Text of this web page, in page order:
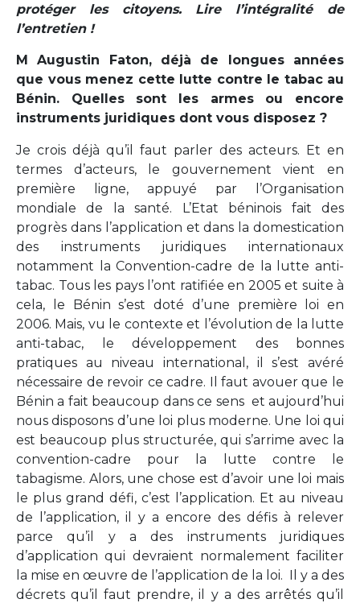
protéger les citoyens. Lire l’intégralité de
l’entretien !
M Augustin Faton, déjà de longues années
que vous menez cette lutte contre le tabac au
Bénin. Quelles sont les armes ou encore
instruments juridiques dont vous disposez ?
Je crois déjà qu’il faut parler des acteurs. Et en
termes d’acteurs, le gouvernement vient en
première ligne, appuyé par l’Organisation
mondiale de la santé. L’Etat béninois fait des
progrès dans l’application et dans la domestication
des instruments juridiques internationaux
notamment la Convention-cadre de la lutte anti-
tabac. Tous les pays l’ont ratifiée en 2005 et suite à
cela, le Bénin s’est doté d’une première loi en
2006. Mais, vu le contexte et l’évolution de la lutte
anti-tabac, le développement des bonnes
pratiques au niveau international, il s’est avéré
nécessaire de revoir ce cadre. Il faut avouer que le
Bénin a fait beaucoup dans ce sens et aujourd’hui
nous disposons d’une loi plus moderne. Une loi qui
est beaucoup plus structurée, qui s’arrime avec la
convention-cadre pour la lutte contre le
tabagisme. Alors, une chose est d’avoir une loi mais
le plus grand défi, c’est l’application. Et au niveau
de l’application, il y a encore des défis à relever
parce qu’il y a des instruments juridiques
d’application qui devraient normalement faciliter
la mise en œuvre de l’application de la loi. Il y a des
décrets qu’il faut prendre, il y a des arrêtés qu’il